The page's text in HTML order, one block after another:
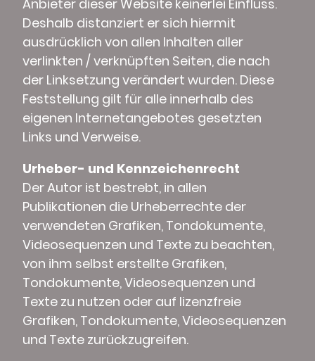
Anbieter dieser Website keinerlei Einfluss.
Deshalb distanziert er sich hiermit
ausdrücklich von allen Inhalten aller
verlinkten / verknüpften Seiten, die nach
der Linksetzung verändert wurden. Diese
Feststellung gilt für alle innerhalb des
eigenen Internetangebotes gesetzten
Links und Verweise.
Urheber- und Kennzeichenrecht
Der Autor ist bestrebt, in allen
Publikationen die Urheberrechte der
verwendeten Grafiken, Tondokumente,
Videosequenzen und Texte zu beachten,
von ihm selbst erstellte Grafiken,
Tondokumente, Videosequenzen und
Texte zu nutzen oder auf lizenzfreie
Grafiken, Tondokumente, Videosequenzen
und Texte zurückzugreifen.